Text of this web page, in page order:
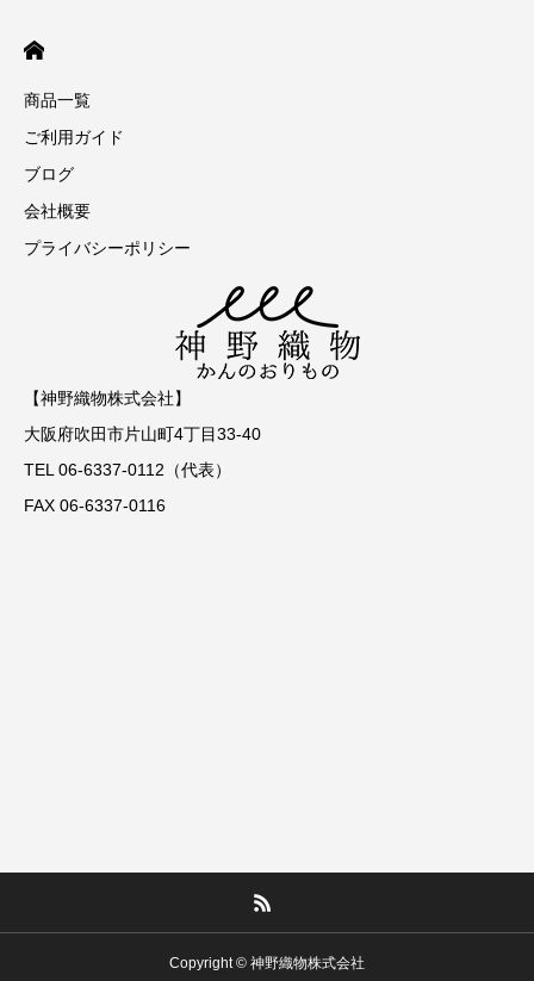
商品一覧
ご利用ガイド
ブログ
会社概要
プライバシーポリシー
【神野織物株式会社】
大阪府吹田市片山町4丁目33-40
TEL 06-6337-0112（代表）
FAX 06-6337-0116
Copyright © 神野織物株式会社